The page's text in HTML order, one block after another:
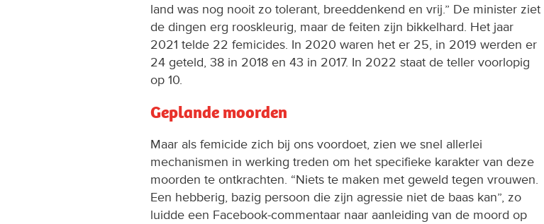
land was nog nooit zo tolerant, breeddenkend en vrij.” De minister ziet
de dingen erg rooskleurig, maar de feiten zijn bikkelhard. Het jaar
2021 telde 22 femicides. In 2020 waren het er 25, in 2019 werden er
24 geteld, 38 in 2018 en 43 in 2017. In 2022 staat de teller voorlopig
op 10.
Geplande moorden
Maar als femicide zich bij ons voordoet, zien we snel allerlei
mechanismen in werking treden om het specifieke karakter van deze
moorden te ontkrachten. “Niets te maken met geweld tegen vrouwen.
Een hebberig, bazig persoon die zijn agressie niet de baas kan”, zo
luidde een Facebook-commentaar naar aanleiding van de moord op